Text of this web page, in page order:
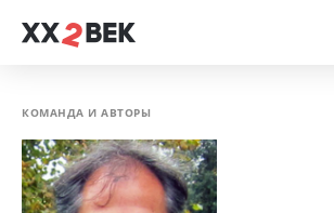
КОМАНДА И АВТОРЫ